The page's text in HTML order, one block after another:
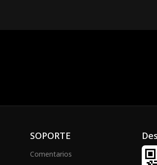
SOPORTE
Comentarios